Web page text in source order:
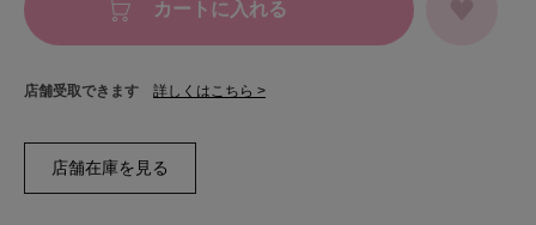
カートに入れる
店舗受取できます 詳しくはこちら >